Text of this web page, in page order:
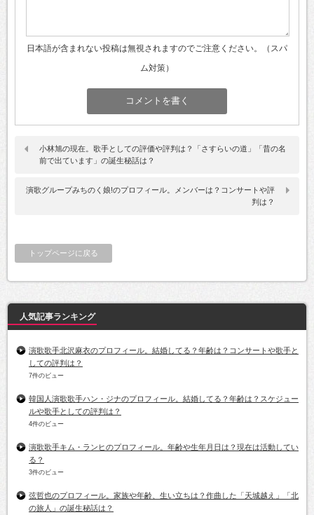
日本語が含まれない投稿は無視されますのでご注意ください。（スパ
ム対策）
小林旭の現在。歌手としての評価や評判は？「さすらいの道」「昔の名
前で出ています」の誕生秘話は？
演歌グループみちのく娘!のプロフィール。メンバーは？コンサートや評
判は？
トップページに戻る
人気記事ランキング
演歌歌手北沢麻衣のプロフィール。結婚してる？年齢は？コンサートや歌手と
しての評判は？
7件のビュー
韓国人演歌歌手ハン・ジナのプロフィール。結婚してる？年齢は？スケジュー
ルや歌手としての評判は？
4件のビュー
演歌歌手キム・ランヒのプロフィール。年齢や生年月日は？現在は活動してい
る？
3件のビュー
弦哲也のプロフィール。家族や年齢、生い立ちは？作曲した「天城越え」「北
の旅人」の誕生秘話は？